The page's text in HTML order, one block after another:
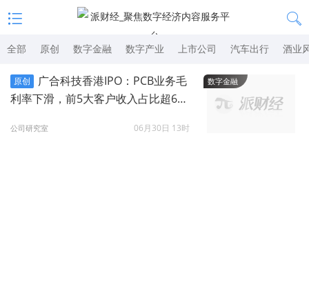
全部 原创 数字金融 数字产业 上市公司 汽车出行 酒业
数字金融
原创
广合科技香港IPO：PCB业务毛
利率下滑，前5大客户收入占比超6
公司研究室 06月30日 13时